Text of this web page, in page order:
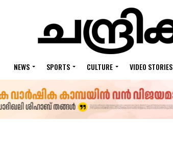
NEWS SPORTS CULTURE VIDEO STORIES